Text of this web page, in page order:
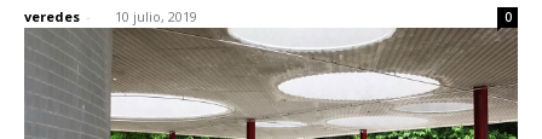
veredes - 10 julio, 2019 0